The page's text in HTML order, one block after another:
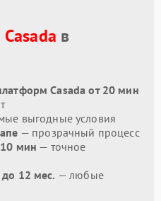
Casada в
Casada от 20 мин
выгодные условия
— прозрачный процесс
10 мин — точное
12 мес. — любые